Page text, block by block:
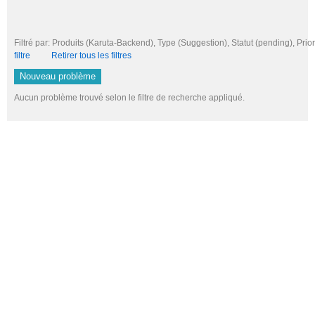
Filtré par: Produits (Karuta-Backend), Type (Suggestion), Statut
filtre
Retirer tous les filtres
Nouveau problème
Aucun problème trouvé selon le filtre de recherche appliqué.